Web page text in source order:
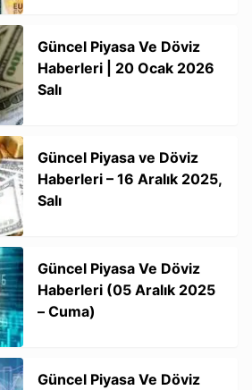
Güncel Piyasa Ve Döviz
Haberleri | 20 Ocak 2026
Salı
Güncel Piyasa ve Döviz
Haberleri – 16 Aralık 2025,
Salı
Güncel Piyasa Ve Döviz
Haberleri (05 Aralık 2025
– Cuma)
Güncel Piyasa Ve Döviz